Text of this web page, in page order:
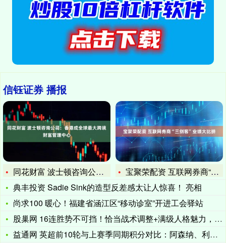
信钰证券 播报
同花财富 波士顿咨询公司：香港成全球最大跨境财富管理中心
宝聚荣配资 互联网券商“三剑客”业绩大比拼
典丰投资 Sadie Sink的造型反差感太让人惊喜！ 亮相
尚求100 暖心！福建省涵江区“移动诊室”开进工会驿站
股巢网 16连胜势不可挡！恰当战术调整+满级人格魅力，孔帕尼
益通网 英超前10轮与上赛季同期积分对比：阿森纳、利物浦积分